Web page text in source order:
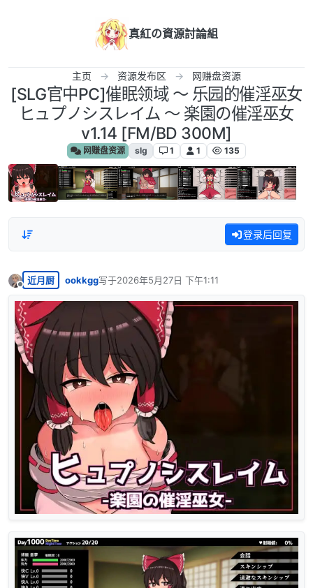
真紅の資源討論組
主页 资源发布区 网赚盘资源
[SLG官中PC]催眠领域 ～ 乐园的催淫巫女
ヒュプノシスレイム ～ 楽園の催淫巫女
v1.14 [FM/BD 300M]
网赚盘资源 slg 1 1 135
登录后回复
离线
近月厨 ookkgg写于2026年5月27日 下午1:11
最后由 编辑